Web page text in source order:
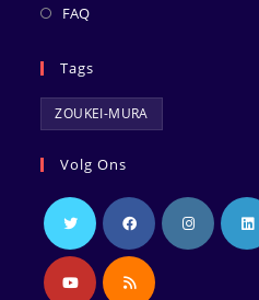
FAQ
Tags
ZOUKEI-MURA
Volg Ons
Opent
in
Opent
in